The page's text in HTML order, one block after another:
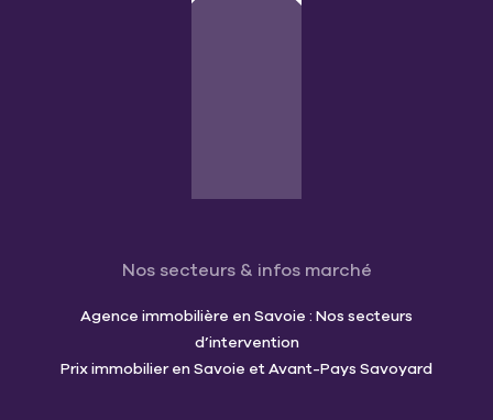
Nos secteurs & infos marché
Agence immobilière en Savoie : Nos secteurs
d’intervention
Prix immobilier en Savoie et Avant-Pays Savoyard